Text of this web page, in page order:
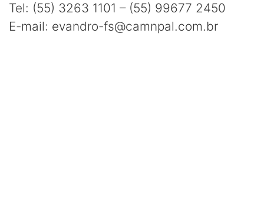
Tel: (55) 3263 1101 – (55) 99677 2450
E-mail: evandro-fs@camnpal.com.br